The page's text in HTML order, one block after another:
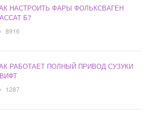
НАСТРОИТЬ ФАРЫ ФОЛЬКСВАГЕН
Б7
8916
РАБОТАЕТ ПОЛНЫЙ ПРИВОД СУЗУКИ
1287